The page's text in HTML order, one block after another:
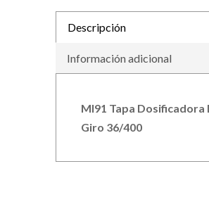
Descripción
Información adicional
MI91 Tapa Dosificadora
Giro 36/400